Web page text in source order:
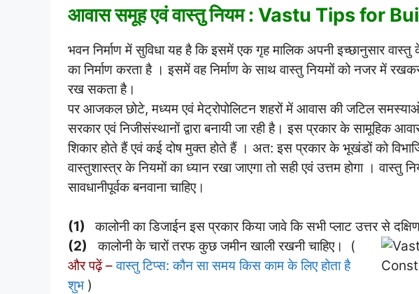
आवास समूह एवं वास्तु नियम : Vastu Tips for
भवन निर्माण में सुविधा यह है कि इसमें एक गृह मालिक अपनी इच्छानुसार
का निर्माण करता है । इसमें वह निर्माण के साथ वास्तु नियमों को नजर में
रख सकता है।
पर आजकल छोटे, मध्यम एवं मेट्रोपोलिटन शहरों में आवास की जटिल
सरकार एवं निजीसंस्थानों द्वारा बनायी जा रही है। इस प्रकार के सामूहिक
शिकार होते हैं एवं कई दोष मुक्त होते हैं । अत: इस प्रकार के भूखंडों को
वास्तुशास्त्र के नियमों का ध्यान रखा जाएगा तो सही एवं उत्तम होगा । वास्तु
सावधानीपूर्वक बनवाना चाहिए।
(1)
कालोनी का डिजाईन इस प्रकार किया जावे कि सभी प्लाट उत्तर से
(2) कालोनी के चारों तरफ कुछ जमीन खाली रखनी चाहिए। (
और पढ़ें – वास्तु टिप्स: कौन सा समय किस काम के लिए होता है
शुभ)